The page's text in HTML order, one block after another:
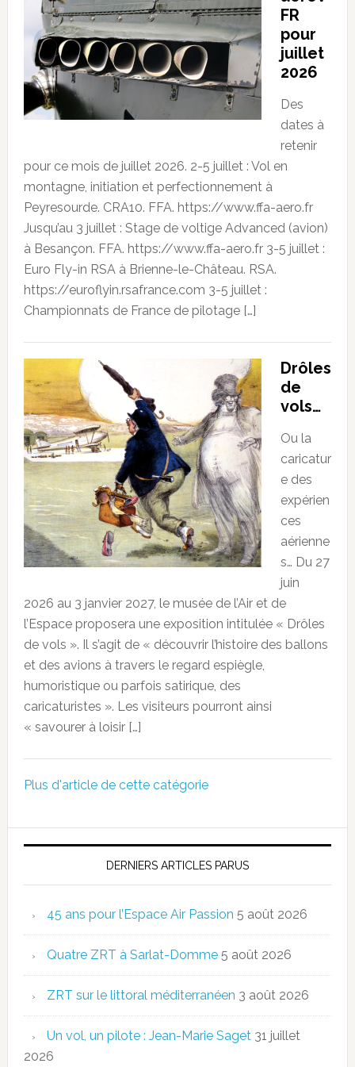
FR
pour
juillet
2026
Des
dates à
retenir
pour ce mois de juillet 2026. 2-5 juillet : Vol en
montagne, initiation et perfectionnement à
Peyresourde. CRA10. FFA. https://www.ffa-aero.fr
Jusqu’au 3 juillet : Stage de voltige Advanced (avion)
à Besançon. FFA. https://www.ffa-aero.fr 3-5 juillet :
Euro Fly-in RSA à Brienne-le-Château. RSA.
https://euroflyin.rsafrance.com 3-5 juillet :
Championnats de France de pilotage […]
Drôles
de
vols…
Ou la
caricatur
e des
expérien
ces
aérienne
s… Du 27
juin
2026 au 3 janvier 2027, le musée de l’Air et de
l’Espace proposera une exposition intitulée « Drôles
de vols ». Il s’agit de « découvrir l’histoire des ballons
et des avions à travers le regard espiègle,
humoristique ou parfois satirique, des
caricaturistes ». Les visiteurs pourront ainsi
« savourer à loisir […]
Plus d'article de cette catégorie
DERNIERS ARTICLES PARUS
45 ans pour l’Espace Air Passion 5 août 2026
Quatre ZRT à Sarlat-Domme 5 août 2026
ZRT sur le littoral méditerranéen 3 août 2026
Un vol, un pilote : Jean-Marie Saget 31 juillet
2026